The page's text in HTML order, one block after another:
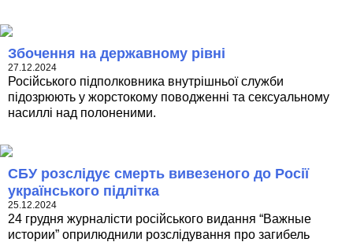
Збочення на державному рівні
27.12.2024
Російського підполковника внутрішньої служби
підозрюють у жорстокому поводженні та сексуальному
насиллі над полоненими.
СБУ розслідує смерть вивезеного до Росії
українського підлітка
25.12.2024
24 грудня журналісти російського видання “Важные
истории” оприлюднили розслідування про загибель